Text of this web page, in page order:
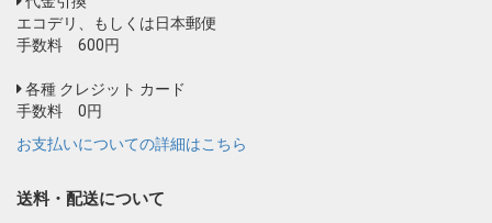
エコデリ、もしくは日本郵便
手数料 600円
各種 クレジット カード
手数料 0円
お支払いについての詳細はこちら
送料・配送について